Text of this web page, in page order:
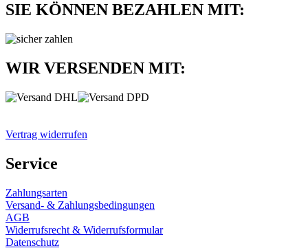
SIE KÖNNEN BEZAHLEN MIT:
WIR VERSENDEN MIT:
Vertrag widerrufen
Service
Zahlungsarten
Versand- & Zahlungsbedingungen
AGB
Widerrufsrecht & Widerrufsformular
Datenschutz